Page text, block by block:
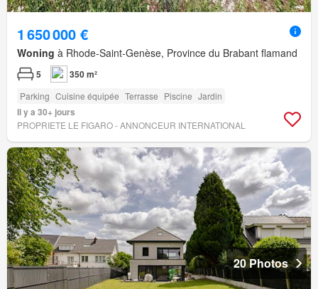
1 650 000 €
Woning à Rhode-Saint-Genèse, Province du Brabant flamand
5 350 m²
Parking Cuisine équipée Terrasse Piscine Jardin
Il y a 30+ jours
PROPRIETE LE FIGARO - ANNONCEUR INTERNATIONAL
20 Photos